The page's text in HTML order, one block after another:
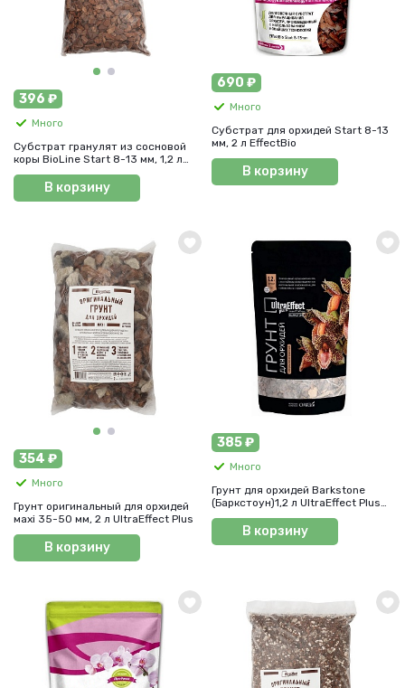
396 ₽
Много
Субстрат гранулят из сосновой
коры BioLine Start 8-13 мм, 1,2 л
UltraEffect
В корзину
690 ₽
Много
Субстрат для орхидей Start 8-13
мм, 2 л EffectBio
В корзину
354 ₽
Много
Грунт оригинальный для орхидей
мaxi 35-50 мм, 2 л UltraEffect Plus
В корзину
385 ₽
Много
Грунт для орхидей Barkstone
(Баркстоун)1,2 л UltraEffect Plus
(УльтраЭффект плюс)
В корзину